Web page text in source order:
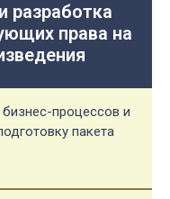
разработка
права на
процессов и
пакета